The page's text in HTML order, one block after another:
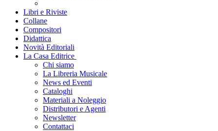
Libri e Riviste
Collane
Compositori
Didattica
Novità Editoriali
La Casa Editrice
Chi siamo
La Libreria Musicale
News ed Eventi
Cataloghi
Materiali a Noleggio
Distributori e Agenti
Newsletter
Contattaci